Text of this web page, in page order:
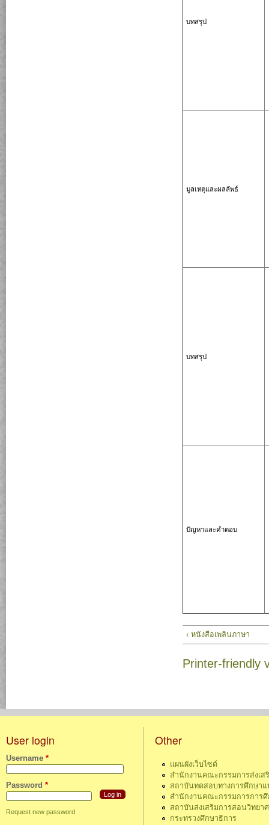
บทสรุป
มูลเหตุและผลลัพธ์
บทสรุป
ปัญหาและคำตอบ
‹ หนังสือเพลินภาษา
Printer-friendly
User login
Username *
Password *
Request new password
Other
แผนผังเว็บไซต์
สำนักงานคณะกรรมการส่งเ
สถาบันทดสอบทางการศึกษา
สำนักงานคณะกรรมการการ
สถาบันส่งเสริมการสอนวิทยา
กระทรวงศึกษาธิการ